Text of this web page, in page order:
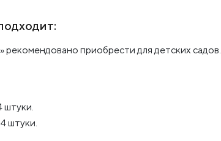
приобрести для детских садов.
штуки.
штуки.